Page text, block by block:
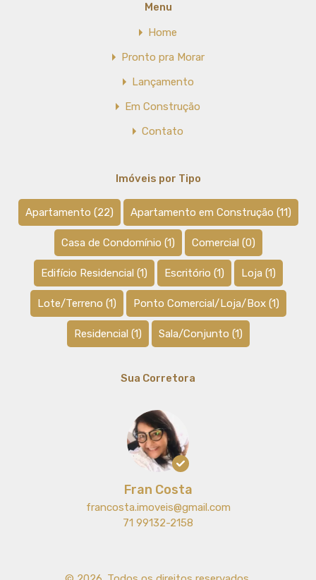
Menu
Home
Pronto pra Morar
Lançamento
Em Construção
Contato
Imóveis por Tipo
Apartamento (22) Apartamento em Construção (11)
Casa de Condomínio (1) Comercial (0)
Edifício Residencial (1) Escritório (1) Loja (1)
Lote/Terreno (1) Ponto Comercial/Loja/Box(1)
Residencial (1) Sala/Conjunto (1)
Sua Corretora
Fran Costa
francosta.imoveis@gmail.com
71 99132-2158